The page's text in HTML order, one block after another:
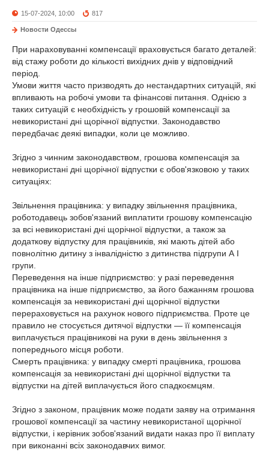
15-07-2024, 10:00 817
Новости Одессы
При нараховуванні компенсації враховується багато деталей:
від стажу роботи до кількості вихідних днів у відповідний
період.
Умови життя часто призводять до нестандартних ситуацій, які
впливають на робочі умови та фінансові питання. Однією з
таких ситуацій є необхідність у грошовій компенсації за
невикористані дні щорічної відпустки. Законодавство
передбачає деякі випадки, коли це можливо.
Згідно з чинним законодавством, грошова компенсація за
невикористані дні щорічної відпустки є обов'язковою у таких
ситуаціях:
Звільнення працівника: у випадку звільнення працівника,
роботодавець зобов'язаний виплатити грошову компенсацію
за всі невикористані дні щорічної відпустки, а також за
додаткову відпустку для працівників, які мають дітей або
повнолітню дитину з інвалідністю з дитинства підгрупи А I
групи.
Переведення на інше підприємство: у разі переведення
працівника на інше підприємство, за його бажанням грошова
компенсація за невикористані дні щорічної відпустки
перераховується на рахунок нового підприємства. Проте це
правило не стосується дитячої відпустки — її компенсація
виплачується працівникові на руки в день звільнення з
попереднього місця роботи.
Смерть працівника: у випадку смерті працівника, грошова
компенсація за невикористані дні щорічної відпустки та
відпустки на дітей виплачується його спадкоємцям.
Згідно з законом, працівник може подати заяву на отримання
грошової компенсації за частину невикористаної щорічної
відпустки, і керівник зобов'язаний видати наказ про її виплату
при виконанні всіх законодавчих вимог.